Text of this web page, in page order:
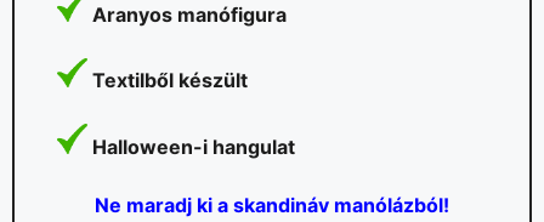
Aranyos manófigura
Textilből készült
Halloween-i hangulat
Ne maradj ki a skandináv manólázból!